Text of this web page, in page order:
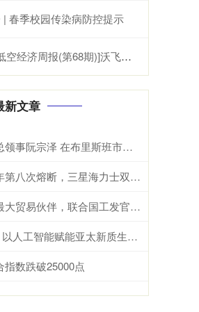
春季校园传染病防控提示
科创板上市辅导已备案, 头部eVTOL企业正加速获市场认可
新文章
秦安配资 驻布里斯班总领事阮宗泽 在布里斯班市政厅辞行拜会市长施林纳。施林纳市
正好配资 韩国股市今年第八次熔断，三星海力士双双暴跌，AI泡沫开始破了？ 根据
利配网 连续六年互为最大贸易伙伴，联合国工发官员点破中国东盟合作密码 据新华
快牛盘 【智汇APEC】以人工智能赋能亚太新质生产力跃升和包容性增长
数跌破25000点